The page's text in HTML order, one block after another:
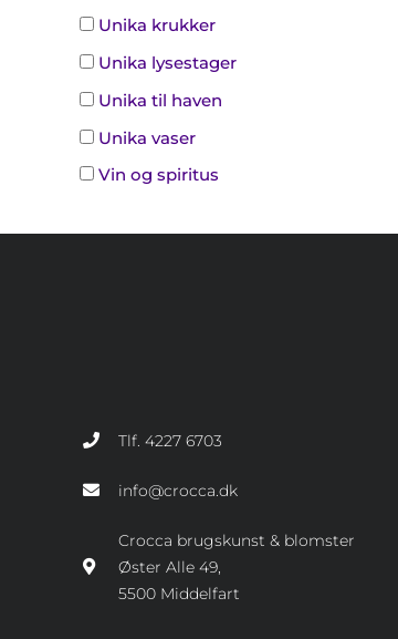
Unika krukker
Unika lysestager
Unika til haven
Unika vaser
Vin og spiritus
Tlf. 4227 6703
info@crocca.dk
Crocca brugskunst & blomster
Øster Alle 49,
5500 Middelfart